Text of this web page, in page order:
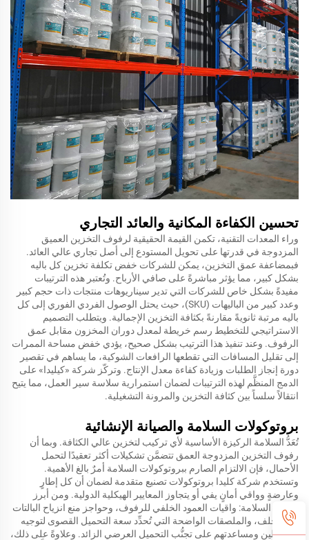
تحسين الكفاءة المكانية والعائد التجاري
وراء المعدات التقنية، تكمن القيمة الحقيقية لرفوف التخزين العميق
المزدوجة في قدرتها على تحويل المستودع إلى أصل تجاري عالي العائد.
فبمضاعفة عمق التخزين، يمكن للشركات خفض تكلفة تخزين كل باليه
بشكل كبير، مما يؤثر مباشرةً على صافي الأرباح. وتُعتبر هذه الترتيبات
مفيدةً بشكل خاص للشركات التي تدير سيناريوهات منتجات ذات حجم كبير
وعدد كبير من الباليهات (SKU)، حيث يحتل الوصول الفردي الفوري إلى كل
باليه مرتبة ثانويةً مقارنةً بكثافة التخزين الإجمالية. ويتطلب التصميم
الاستراتيجي للتخطيط رسم خريطة لمعدل دوران المخزون مقابل عمق
الرفوف. وعند تنفيذ هذا الترتيب بشكل صحيح، يؤدي خفض مساحة الممرات
إلى تقليل المسافات التي تقطعها الرافعات الشوكية، ما يساهم في تقصير
دورة إنجاز الطلبات وزيادة كفاءة معدل الإنتاج. وتركّز شركة «كيليدا» على
الدمج المنظَّم لهذه الترتيبات لضمان استمرارية سلاسة سير العمل، مما يتيح
انتقالاً سلساً بين كثافة التخزين والمرونة التشغيلية.
بروتوكولات السلامة والصيانة الإنشائية
تُعَدُّ السلامة الركيزة الأساسية لأي تركيب لتخزين عالي الكثافة. وبما أن
رفوف التخزين المزدوجة العمق تتضمَّن تشكيلات أكثر تعقيدًا لتحمل
الأحمال، فإن الالتزام الصارم ببروتوكولات السلامة أمرٌ بالغ الأهمية.
وتستخدم شركة كليدا بروتوكولات تصنيع متقدمة لضمان أن كل إطارٍ
وعارضةٍ وواقي أمانٍ يفي أو يتجاوز المعايير الهيكلية الدولية. ومن أبرز
ميزات السلامة: واقيات العمود الخلفي للرفوف، وحواجز منع انزياح البالتات
إلى الخلف، والملصقات الواضحة التي تُحدِّد سعة التحميل القصوى لتوجيه
المشغلين ومساعدتهم على تجنُّب التحميل العرضي الزائد. وعلاوةً على ذلك،